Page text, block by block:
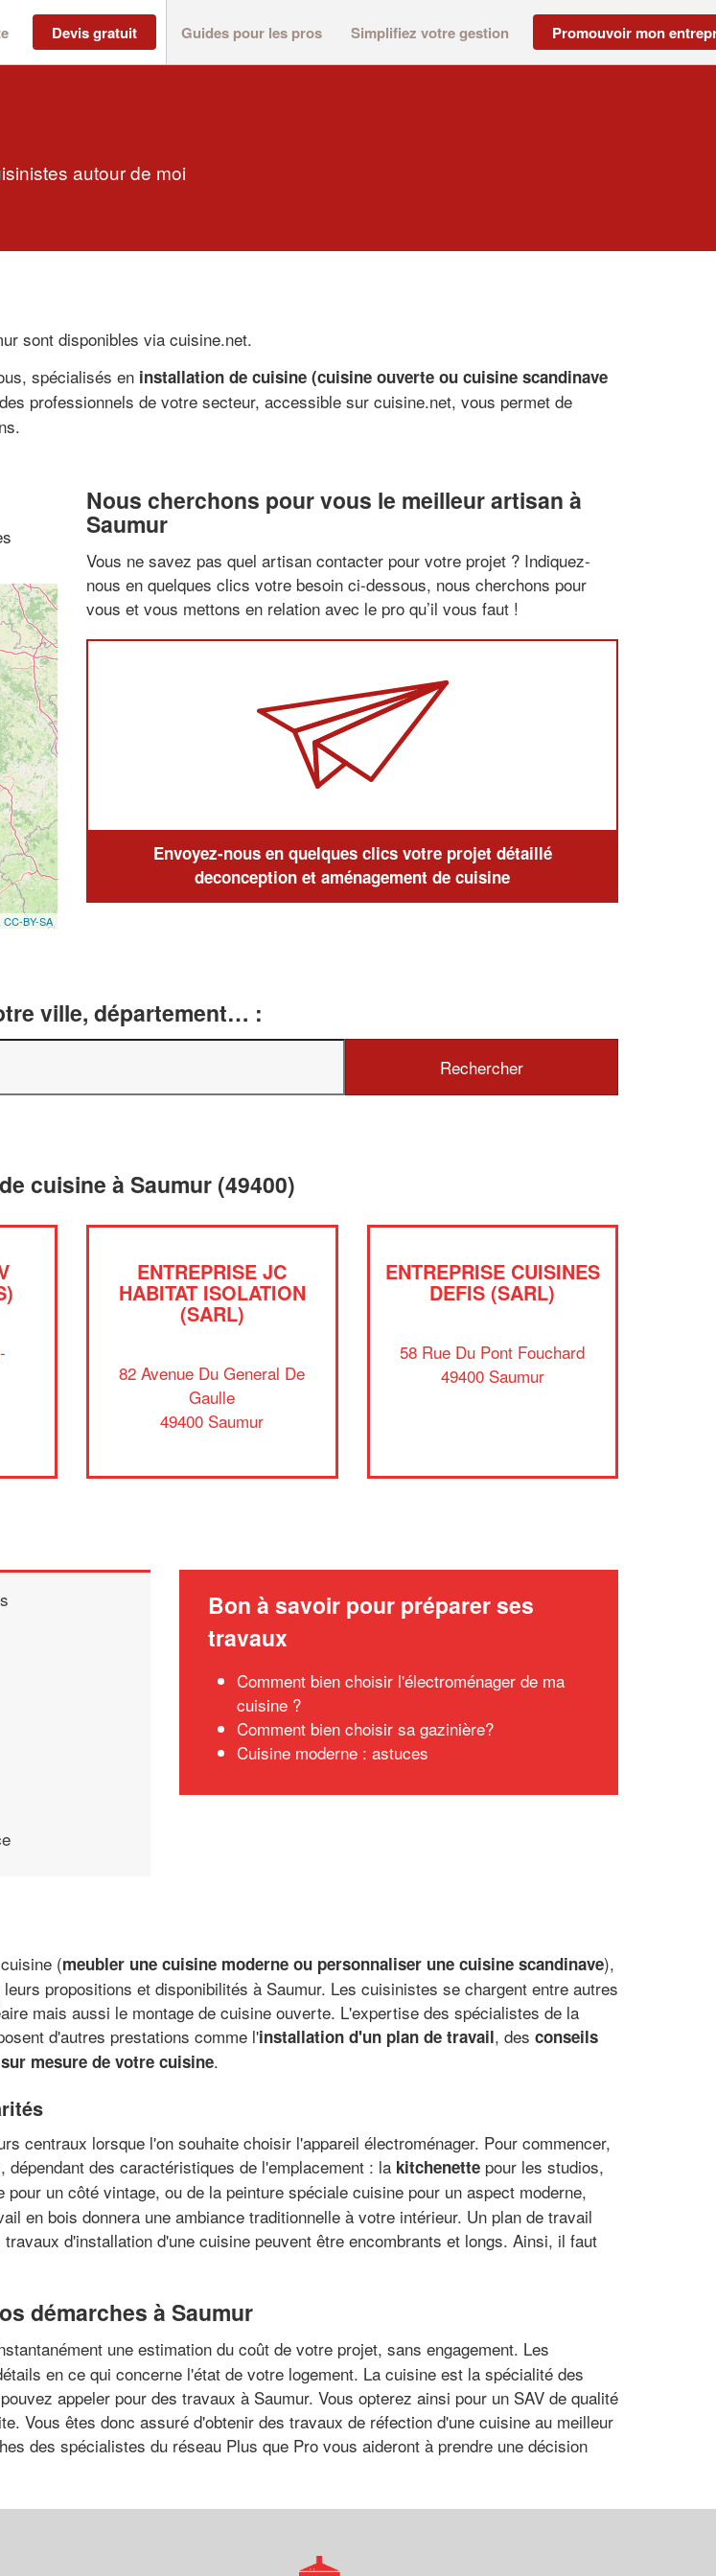
Devis gratuit Guides pour les pros Simplifiez votre gestion Promouvoir mon
autour de moi
sont disponibles via cuisine.net.
spécialisés en installation de cuisine (cuisine ouverte ou cuisine scandinave
professionnels de votre secteur, accessible sur cuisine.net, vous permet de
CC-BY-SA
Nous cherchons pour vous le meilleur artisan à
Saumur
Vous ne savez pas quel artisan contacter pour votre projet ? Indiquez-
nous en quelques clics votre besoin ci-dessous, nous cherchons pour
vous et vous mettons en relation avec le pro qu’il vous faut !
Envoyez-nous en quelques clics votre projet détaillé
deconception et aménagement de cuisine
ville, département… :
cuisine à Saumur (49400)
ENTREPRISE JC
HABITAT ISOLATION
(SARL)
82 Avenue Du General De
Gaulle
49400 Saumur
ENTREPRISE CUISINES
DEFIS (SARL)
58 Rue Du Pont Fouchard
49400 Saumur
Bon à savoir pour préparer ses
travaux
Comment bien choisir l'électroménager de ma
cuisine ?
Comment bien choisir sa gazinière?
Cuisine moderne : astuces
(meubler une cuisine moderne ou personnaliser une cuisine scandinave),
propositions et disponibilités à Saumur. Les cuisinistes se chargent entre autres
mais aussi le montage de cuisine ouverte. L'expertise des spécialistes de la
d'autres prestations comme l'installation d'un plan de travail, des conseils
mesure de votre cuisine.
centraux lorsque l'on souhaite choisir l'appareil électroménager. Pour commencer,
des caractéristiques de l'emplacement : la kitchenette pour les studios,
un côté vintage, ou de la peinture spéciale cuisine pour un aspect moderne,
en bois donnera une ambiance traditionnelle à votre intérieur. Un plan de travail
d'installation d'une cuisine peuvent être encombrants et longs. Ainsi, il faut
démarches à Saumur
une estimation du coût de votre projet, sans engagement. Les
en ce qui concerne l'état de votre logement. La cuisine est la spécialité des
appeler pour des travaux à Saumur. Vous opterez ainsi pour un SAV de qualité
Vous êtes donc assuré d'obtenir des travaux de réfection d'une cuisine au meilleur
des spécialistes du réseau Plus que Pro vous aideront à prendre une décision
✕
Vous êtes un
professionnel ?
nouveaux clients!